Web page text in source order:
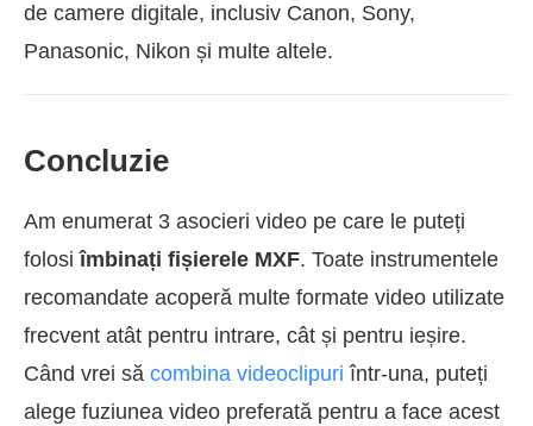
de camere digitale, inclusiv Canon, Sony,
Panasonic, Nikon și multe altele.
Concluzie
Am enumerat 3 asocieri video pe care le puteți
folosiîmbinați fișierele MXF. Toate instrumentele
recomandate acoperă multe formate video utilizate
frecvent atât pentru intrare, cât și pentru ieșire.
Când vrei să combina videoclipuri într-una, puteți
alege fuziunea video preferată pentru a face acest